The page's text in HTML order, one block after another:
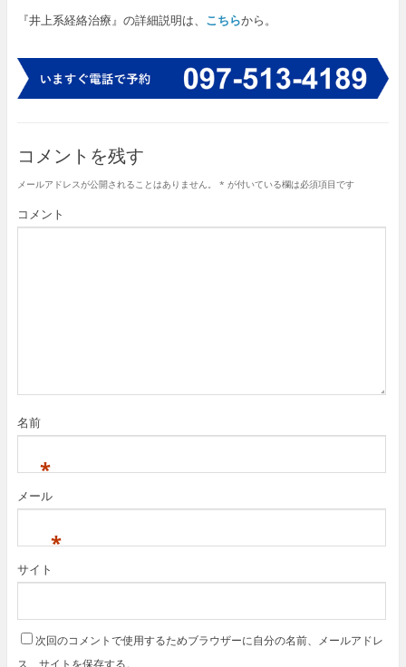
『井上系経絡治療』の詳細説明は、 こちらから。
コメントを残す
メールアドレスが公開されることはありません。 * が付いている欄は必須項目です
コメント
名前
*
メール
*
サイト
次回のコメントで使用するためブラウザーに自分の名前、メールアドレ
ス、サイトを保存する。